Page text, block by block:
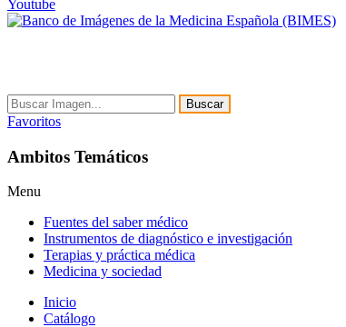
Youtube
Buscar
Favoritos
Ambitos Temáticos
Menu
Fuentes del saber médico
Instrumentos de diagnóstico e investigación
Terapias y práctica médica
Medicina y sociedad
Inicio
Catálogo